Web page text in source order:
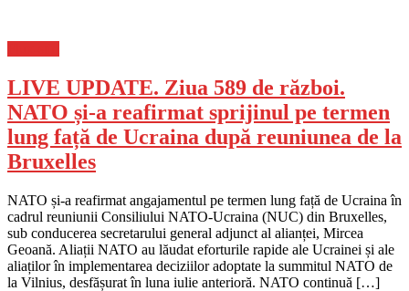
LIVE UPDATE. Ziua 589 de război.
NATO și-a reafirmat sprijinul pe termen
lung față de Ucraina după reuniunea de la
Bruxelles
NATO și-a reafirmat angajamentul pe termen lung față de Ucraina în
cadrul reuniunii Consiliului NATO-Ucraina (NUC) din Bruxelles,
sub conducerea secretarului general adjunct al alianței, Mircea
Geoană. Aliații NATO au lăudat eforturile rapide ale Ucrainei și ale
aliaților în implementarea deciziilor adoptate la summitul NATO de
la Vilnius, desfășurat în luna iulie anterioră. NATO continuă […]